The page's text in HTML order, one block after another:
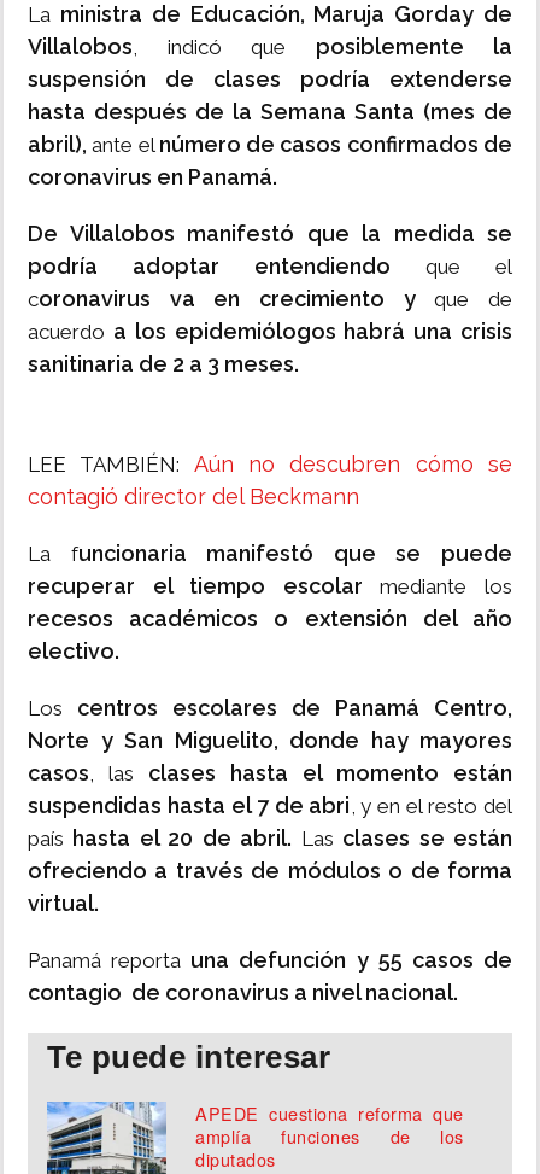
La ministra de Educación, Maruja Gorday de
Villalobos, indicó que posiblemente la
suspensión de clases
podría extenderse
hasta después de la Semana Santa (mes de
abril), ante el número de casos confirmados de
coronavirus en Panamá.
De Villalobos manifestó que la medida se
podría adoptar entendiendo que el
coronavirus va en crecimiento yque de
acuerdo a los epidemiólogos habrá una crisis
sanitinaria de 2 a 3 meses.
LEE TAMBIÉN: Aún no descubren cómo se
contagió director del Beckmann
La funcionaria manifestó que se puede
recuperar el tiempo escolarmediante los
recesos académicos o extensión del año
electivo.
Los centros escolares de Panamá Centro,
Norte y San Miguelito, donde hay mayores
casos, las clases hasta el momento están
suspendidas hasta el 7 de abri, y en el resto del
país hasta el 20 de abril. Las clases se están
ofreciendo a través de módulos o de forma
virtual.
Panamá reporta una defunción y 55 casos de
contagio de coronavirus a nivel nacional.
Te puede interesar
APEDE cuestiona reforma que
amplía funciones de los
diputados